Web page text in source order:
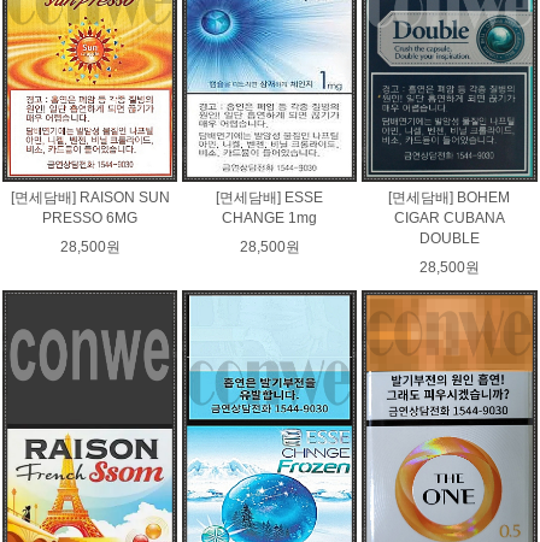
[면세담배] RAISON SUN
PRESSO 6MG
28,500원
[면세담배] ESSE
CHANGE 1mg
28,500원
[면세담배] BOHEM
CIGAR CUBANA
DOUBLE
28,500원